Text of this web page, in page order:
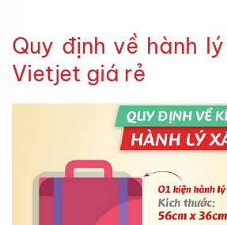
Quy định về hành
Vietjet giá rẻ